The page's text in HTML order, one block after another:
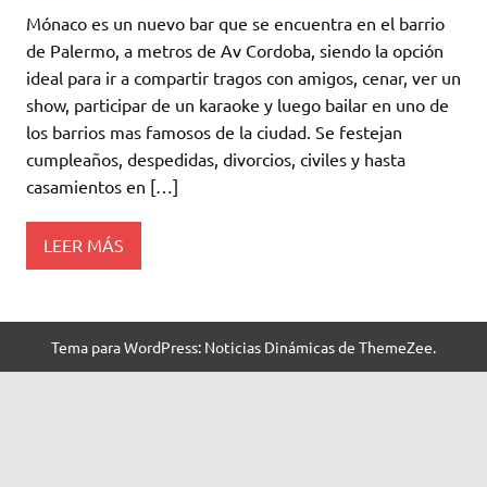
Mónaco es un nuevo bar que se encuentra en el barrio
de Palermo, a metros de Av Cordoba, siendo la opción
ideal para ir a compartir tragos con amigos, cenar, ver un
show, participar de un karaoke y luego bailar en uno de
los barrios mas famosos de la ciudad. Se festejan
cumpleaños, despedidas, divorcios, civiles y hasta
casamientos en […]
LEER MÁS
Tema para WordPress: Noticias Dinámicas de ThemeZee.